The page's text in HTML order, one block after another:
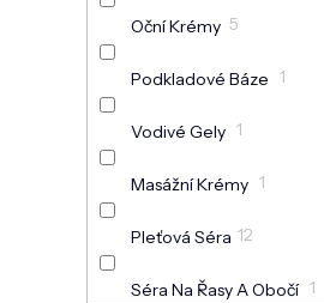
Oční Krémy 5
Podkladové Báze 1
Vodivé Gely 1
Masážní Krémy 1
Pleťová Séra 12
Séra Na Řasy A Obočí 1